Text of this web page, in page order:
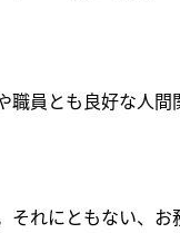
員とも良好な人
れにともない、